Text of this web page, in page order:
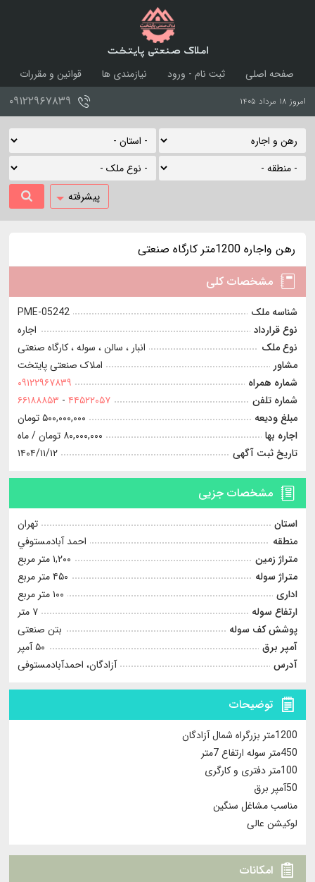
املاک صنعتی پایتخت
صفحه اصلی ثبت نام - ورود نیازمندی ها
قوانین و مقررات
امروز ۱۸ مرداد ۱۴۰۵ ۰۹۱۲۲۹۶۷۸۳۹
پیشرفته
رهن واجاره 1200متر کارگاه صنعتی
مشخصات کلی
شناسه ملک
PME-05242
نوع قرارداد
اجاره
نوع ملک
انبار ، سالن ، سوله ، کارگاه صنعتی
مشاور
املاک صنعتی پایتخت
شماره همراه
۰۹۱۲۲۹۶۷۸۳۹
شماره تلفن
۴۴۵۲۲۰۵۷ - ۶۶۱۸۸۸۵۳
مبلغ ودیعه
۵۰۰,۰۰۰,۰۰۰ تومان
اجاره بها
۸۰,۰۰۰,۰۰۰ تومان
/ ماه
تاریخ ثبت آگهی
۱۴۰۴/۱۱/۱۲
مشخصات جزیی
استان
تهران
منطقه
احمد آبادمستوفي
متراژ زمین
۱,۲۰۰ متر مربع
متراژ سوله
۴۵۰ متر مربع
اداری
۱۰۰ متر مربع
ارتفاع سوله
۷ متر
پوشش کف سوله
بتن صنعتی
آمپر برق
۵۰ آمپر
آدرس
آزادگان، احمدآبادمستوفی
توضیحات
1200متر بزرگراه شمال آزادگان
450متر سوله ارتفاع 7متر
100متر دفتری و کارگری
50آمپر برق
مناسب مشاغل سنگین
لوکیشن عالی
امکانات